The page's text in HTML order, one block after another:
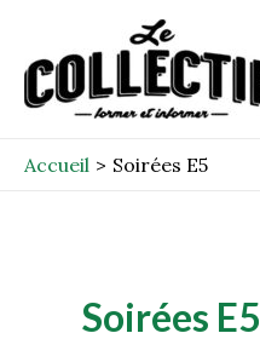
contenu
Accueil Soirées E5
Soirées E5